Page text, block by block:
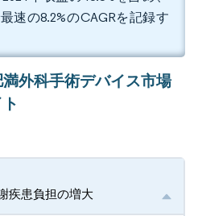
速の8.2%のCAGRを記録す
外科手術デバイス市場
疾患負担の増大